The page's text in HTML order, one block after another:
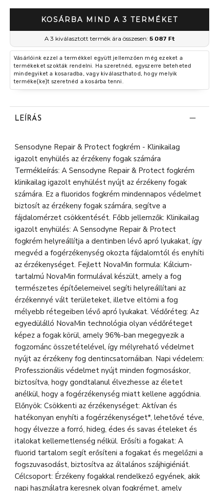
KOSÁRBA MIND A 3 TERMÉKET
A 3 kiválasztott termék ára összesen: 5 087 Ft
Vásárlóink ezzel a termékkel együtt jellemzően még ezeket a
termékeket szokták rendelni. Ha szeretnéd, egyszerre beteheted
mindegyiket a kosaradba, vagy kiválaszthatod, hogy melyik
terméke(ke)t szeretnéd a kosárba tenni.
LEÍRÁS
Sensodyne Repair & Protect fogkrém - Klinikailag
igazolt enyhülés az érzékeny fogak számára
Termékleírás: A Sensodyne Repair & Protect fogkrém
klinikailag igazolt enyhülést nyújt az érzékeny fogak
számára. Ez a fluoridos fogkrém mindennapos védelmet
biztosít az érzékeny fogak számára, segítve a
fájdalomérzet csökkentését. Főbb jellemzők: Klinikailag
igazolt enyhülés: A Sensodyne Repair & Protect
fogkrém helyreállítja a dentinben lévő apró lyukakat, így
megvéd a fogérzékenység okozta fájdalomtól és enyhíti
az érzékenységet. Fejlett NovaMin formula: Kálcium-
tartalmú NovaMin formulával készült, amely a fog
természetes építőelemeivel segíti helyreállítani az
érzékennyé vált területeket, illetve eltömi a fog
mélyebb rétegeiben lévő apró lyukakat. Védőréteg: Az
egyedülálló NovaMin technológia olyan védőréteget
képez a fogak körül, amely 96%-ban megegyezik a
fogzománc összetételével, így mélyreható védelmet
nyújt az érzékeny fog dentincsatornáiban. Napi védelem:
Professzionális védelmet nyújt minden fogmosáskor,
biztosítva, hogy gondtalanul élvezhesse az életet
anélkül, hogy a fogérzékenység miatt kellene aggódnia.
Előnyök: Csökkenti az érzékenységet: Aktívan és
hatékonyan enyhíti a fogérzékenységet*, lehetővé téve,
hogy élvezze a forró, hideg, édes és savas ételeket és
italokat kellemetlenség nélkül. Erősíti a fogakat: A
fluorid tartalom segít erősíteni a fogakat és megelőzni a
fogszuvasodást, biztosítva az általános szájhigiéniát.
Célcsoport: Érzékeny fogakkal rendelkező egyének, akik
napi használatra keresnek olyan fogkrémet, amely